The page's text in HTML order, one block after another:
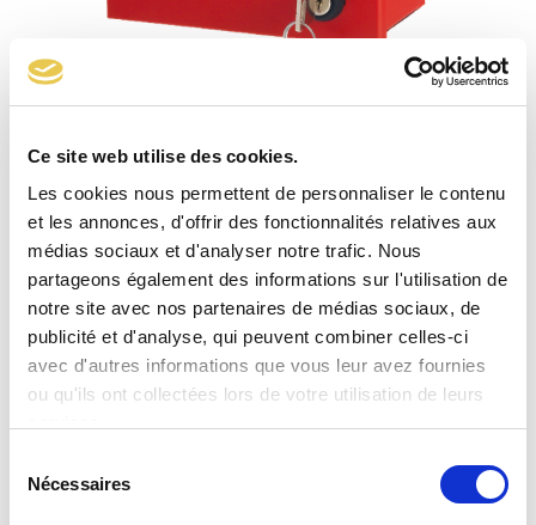
Ce site web utilise des cookies.
Les cookies nous permettent de personnaliser le contenu
et les annonces, d'offrir des fonctionnalités relatives aux
médias sociaux et d'analyser notre trafic. Nous
partageons également des informations sur l'utilisation de
notre site avec nos partenaires de médias sociaux, de
publicité et d'analyse, qui peuvent combiner celles-ci
avec d'autres informations que vous leur avez fournies
ou qu'ils ont collectées lors de votre utilisation de leurs
Nécessaires
Coffret nu pour vannes DN10 et DN15